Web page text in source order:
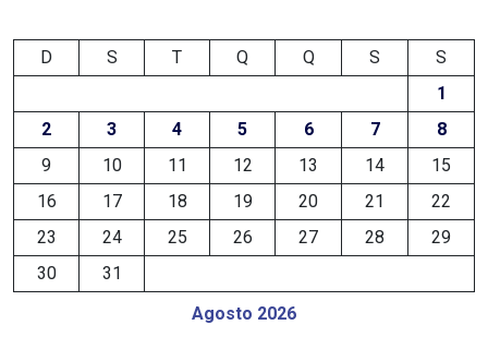
EDUCAÇÃO
ELEIÇÃO
ESCOLAR
ELEIÇÕES
2026
EMANCIPAÇÃOAgosto 2026
D S T Q Q S
S
1
2
3 4 5 6 7
8
9
10 11 12 13 14
15
16
17 18 19 20 21
22
23
24 25 26 27 28
29
30
31